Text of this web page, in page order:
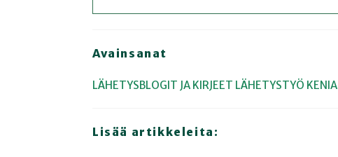
Avainsanat
LÄHETYSBLOGIT JA KIRJEET LÄHETYSTYÖ KENIA
Lisää artikkeleita: